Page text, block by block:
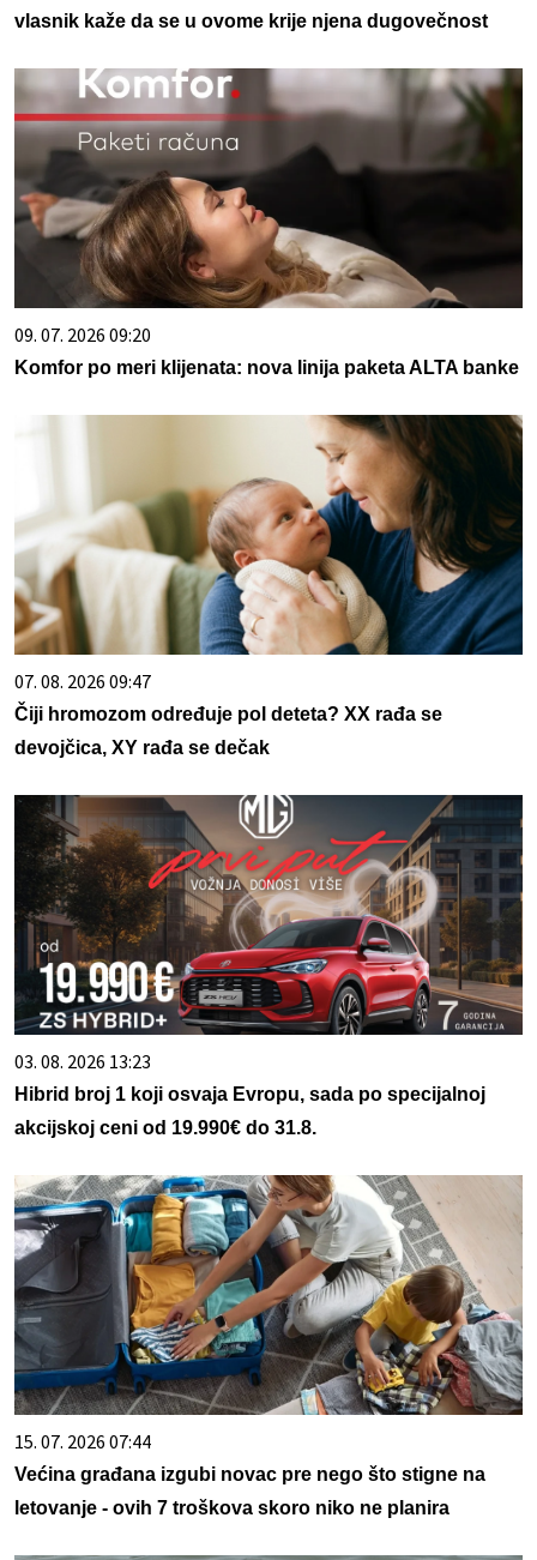
vlasnik kaže da se u ovome krije njena dugovečnost
09. 07. 2026 09:20
Komfor po meri klijenata: nova linija paketa ALTA banke
07. 08. 2026 09:47
Čiji hromozom određuje pol deteta? XX rađa se
devojčica, XY rađa se dečak
03. 08. 2026 13:23
Hibrid broj 1 koji osvaja Evropu, sada po specijalnoj
akcijskoj ceni od 19.990€ do 31.8.
15. 07. 2026 07:44
Većina građana izgubi novac pre nego što stigne na
letovanje - ovih 7 troškova skoro niko ne planira